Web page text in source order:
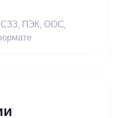
СЗЗ, ПЭК, ООС,